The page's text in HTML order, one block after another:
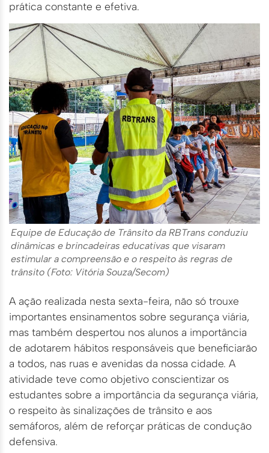
prática constante e efetiva.
Equipe de Educação de Trânsito da RBTrans conduziu
dinâmicas e brincadeiras educativas que visaram
estimular a compreensão e o respeito às regras de
trânsito (Foto: Vitória Souza/Secom)
A ação realizada nesta sexta-feira, não só trouxe
importantes ensinamentos sobre segurança viária,
mas também despertou nos alunos a importância
de adotarem hábitos responsáveis que beneficiarão
a todos, nas ruas e avenidas da nossa cidade. A
atividade teve como objetivo conscientizar os
estudantes sobre a importância da segurança viária,
o respeito às sinalizações de trânsito e aos
semáforos, além de reforçar práticas de condução
defensiva.